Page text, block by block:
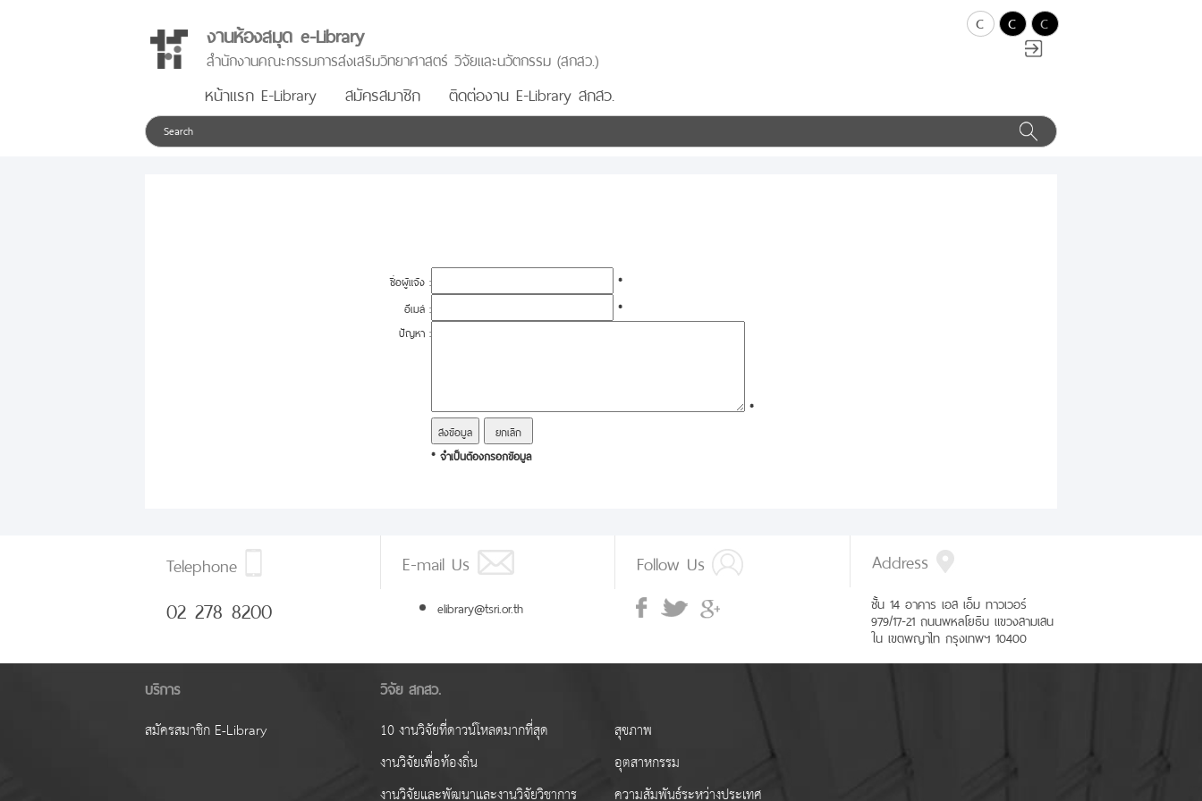
งานห้องสมุด e-Library
สำนักงานคณะกรรมการส่งเสริมวิทยาศาสตร์ วิจัยและนวัตกรรม (สกสว.)
หน้าแรก E-Library สมัครสมาชิก ติดต่องาน E-Library สกสว.
c c c
ชื่อผู้แจ้ง :
*
อีเมล์ :
*
ปัญหา :
*
* จำเป็นต้องกรอกข้อมูล
Telephone
02 278 8200
E-mail Us
elibrary@tsri.or.th
Follow Us Address
ชั้น 14 อาคาร เอส เอ็ม ทาวเวอร์
979/17-21 ถนนพหลโยธิน แขวงสามเสน
ใน เขตพญาไท กรุงเทพฯ 10400
บริการ
สมัครสมาชิก E-Library
วิจัย สกสว.
10 งานวิจัยที่ดาวน์โหลดมากที่สุด
งานวิจัยเพื่อท้องถิ่น
งานวิจัยและพัฒนาและงานวิจัยวิชาการ
สุขภาพ
อุตสาหกรรม
ความสัมพันธ์ระหว่างประเทศ